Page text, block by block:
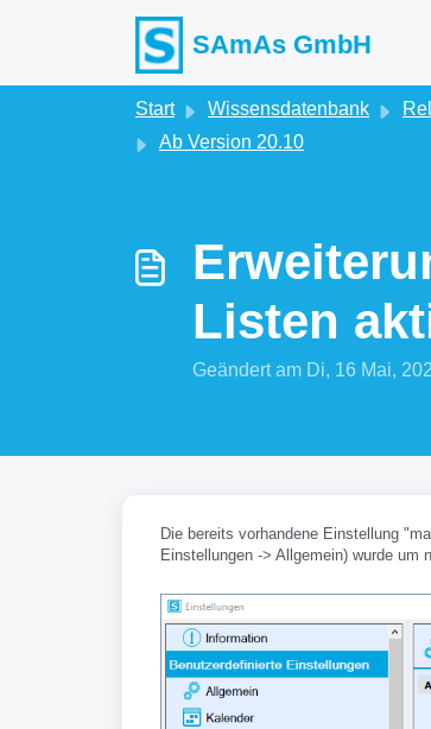
SAmAs GmbH
Start Wissensdatenbank
Ab Version 20.10
Listen
Geändert am Di, 16 Mai,
Die bereits vorhandene Einstellung
Einstellungen -> Allgemein) wurde um